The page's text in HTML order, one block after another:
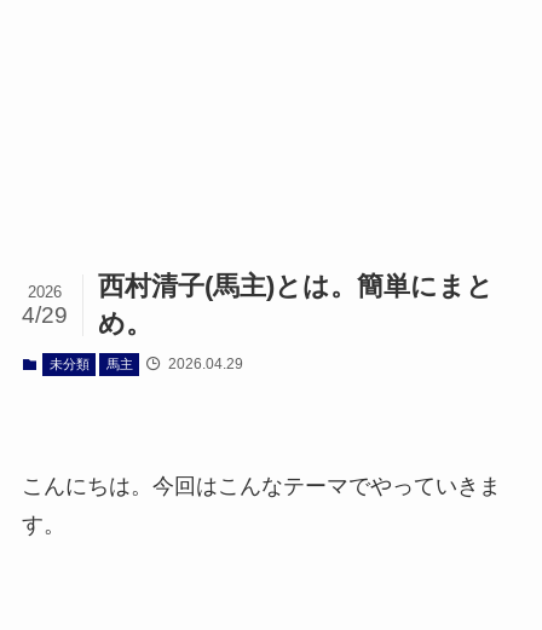
西村清子(馬主)とは。簡単にまと
め。
2026
4/29
未分類 馬主 2026.04.29
こんにちは。今回はこんなテーマでやっていきま
す。